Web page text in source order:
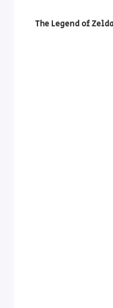
The Legend of